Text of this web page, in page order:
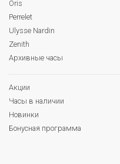
Oris
Perrelet
Ulysse Nardin
Zenith
Архивные часы
Акции
Часы в наличии
Новинки
Бонусная программа